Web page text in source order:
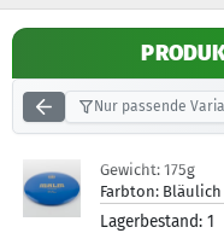
Nur passende
Gewicht: 175g
Farbton: Bläulich
Lagerbestand: 1